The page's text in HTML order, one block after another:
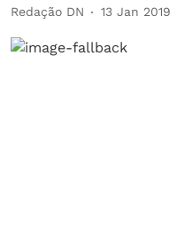
Redação DN 13 Jan 2019